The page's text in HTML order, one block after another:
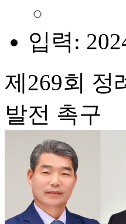
입력:
제269회 정
발전 촉구